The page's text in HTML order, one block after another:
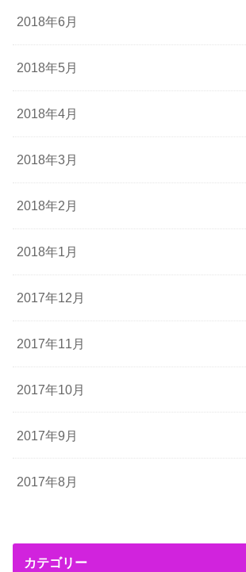
2018年6月
2018年5月
2018年4月
2018年3月
2018年2月
2018年1月
2017年12月
2017年11月
2017年10月
2017年9月
2017年8月
カテゴリー